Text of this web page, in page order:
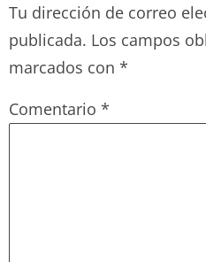
Tu dirección de correo
publicada. Los campos
marcados con *
Comentario *